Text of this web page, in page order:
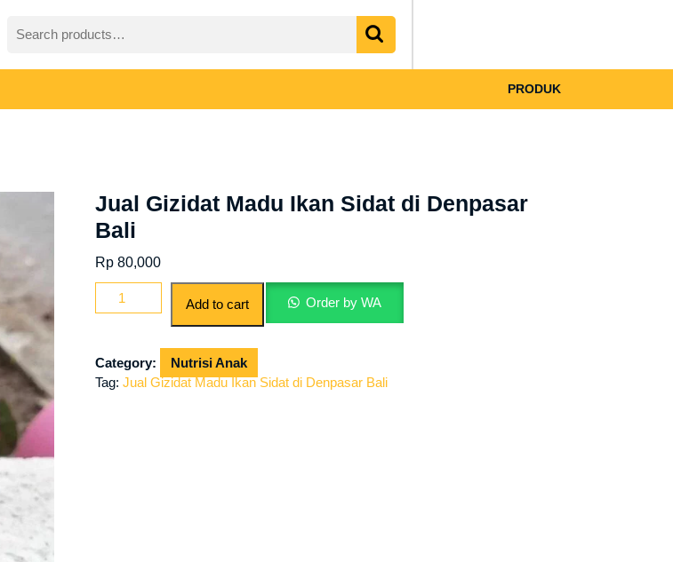
for:
PRODUK
Jual Gizidat Madu Ikan Sidat di Denpasar
Bali
Rp 80,000
Gizidat
Sidat
di
Add to cart Order by WA
Category:
Nutrisi Anak
Tag:Jual Gizidat Madu Ikan Sidat di Denpasar Bali